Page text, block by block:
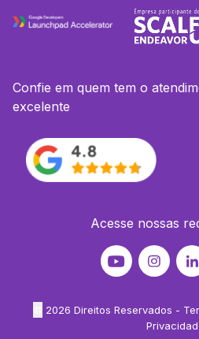
Confie em quem tem o
excelente
Acesse nossas
2026 Direitos Reservados -